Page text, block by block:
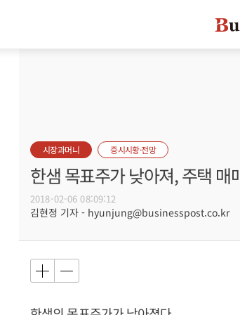
시장과머니 증시시황·전망
한샘 목표주가 낮아져, 주택
2018-02-06 08:09:12
김현정 기자 - hyunjung@businesspost.co.kr